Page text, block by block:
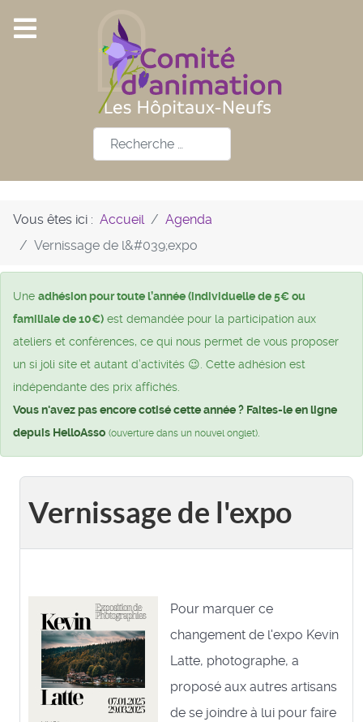
Rechercher
Vous êtes ici : Accueil
Agenda
Vernissage de l&#039;expo
Une adhésion pour toute l’année (individuelle de 5€ ou
familiale de 10€) est demandée pour la participation aux
ateliers et conférences, ce qui nous permet de vous proposer
un si joli site et autant d’activités 😉. Cette adhésion est
indépendante des prix affichés.
Vous n'avez pas encore cotisé cette année ? Faites-le en ligne
depuis HelloAsso (ouverture dans un nouvel onglet)
Vernissage de l'expo
Pour marquer ce
changement de l'expo Kevin
Latte, photographe, a
proposé aux autres artisans
de se joindre à lui pour faire